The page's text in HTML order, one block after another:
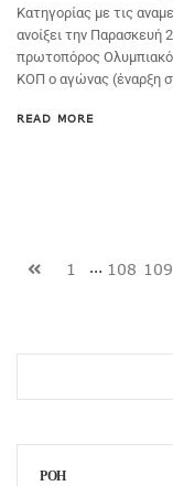
Κατηγορίας με τις
ανοίξει την Παρασκευή
πρωτοπόρος
ΚΟΠ ο αγώνας (έναρξη
READ MORE
1 … 108 109
ΡΟΗ